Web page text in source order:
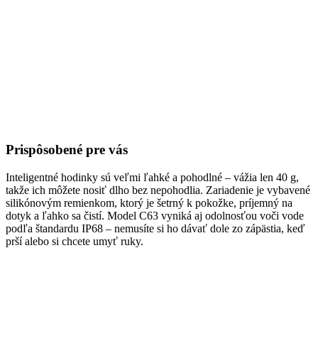
Prispôsobené pre vás
Inteligentné hodinky sú veľmi ľahké a pohodlné – vážia len 40 g,
takže ich môžete nosiť dlho bez nepohodlia. Zariadenie je vybavené
silikónovým remienkom, ktorý je šetrný k pokožke, príjemný na
dotyk a ľahko sa čistí. Model C63 vyniká aj odolnosťou voči vode
podľa štandardu IP68 – nemusíte si ho dávať dole zo zápästia, keď
prší alebo si chcete umyť ruky.